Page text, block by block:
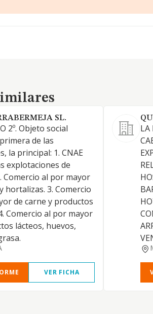
SL.
2º. Objeto social
de las
la principal: 1. CNAE
explotaciones de
Comercio al por mayor
hortalizas. 3. Comercio
de carne y productos
Comercio al por mayor
lácteos, huevos,
VER FICHA
LA